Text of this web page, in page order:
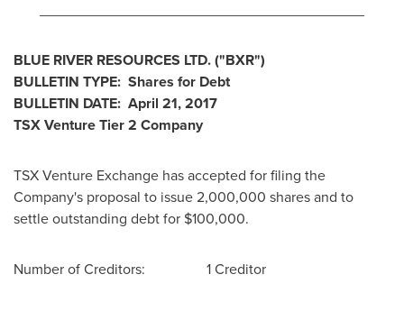
BLUE RIVER RESOURCES LTD. ("BXR")
BULLETIN TYPE: Shares for Debt
BULLETIN DATE: April 21, 2017
TSX Venture Tier 2 Company
TSX Venture Exchange has accepted for filing the
Company's proposal to issue 2,000,000 shares and to
settle outstanding debt for $100,000.
Number of Creditors: 1 Creditor